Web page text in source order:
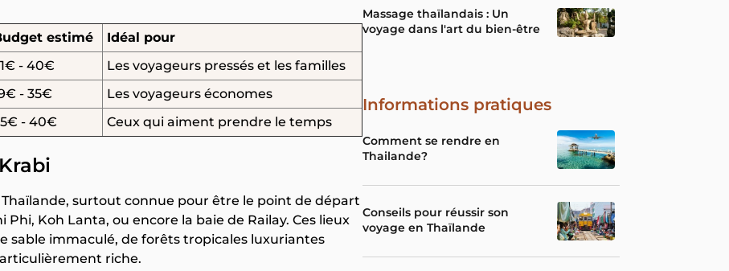
estimé
Idéal pour
- 40€
Les voyageurs pressés et les familles
- 35€
Les voyageurs économes
- 40€ Ceux qui aiment prendre le temps
surtout connue pour être le point de départ
Phi, Koh Lanta, ou encore la baie de Railay. Ces lieux
sable immaculé, de forêts tropicales luxuriantes
riche.
Massage thaïlandais : Un
voyage dans l'art du bien-être
Informations pratiques
Comment se rendre en
Thailande?
Conseils pour réussir son
voyage en Thaïlande